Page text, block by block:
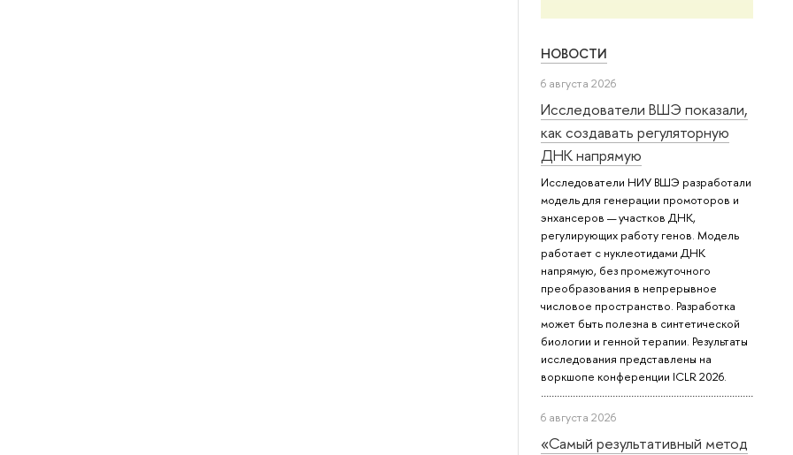
НОВОСТИ
6 августа 2026
Исследователи ВШЭ показали,
как создавать регуляторную
ДНК напрямую
Исследователи НИУ ВШЭ разработали
модель для генерации промоторов и
энхансеров — участков ДНК,
регулирующих работу генов. Модель
работает с нуклеотидами ДНК
напрямую, без промежуточного
преобразования в непрерывное
числовое пространство. Разработка
может быть полезна в синтетической
биологии и генной терапии. Результаты
исследования представлены на
воркшопе конференции ICLR 2026.
6 августа 2026
«Самый результативный метод